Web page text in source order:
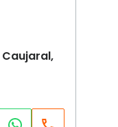
Caujaral,